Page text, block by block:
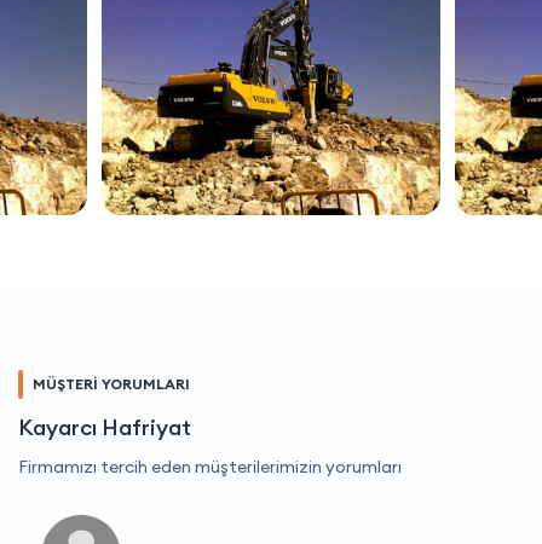
MÜŞTERİ YORUMLARI
Kayarcı Hafriyat
Firmamızı tercih eden müşterilerimizin yorumları